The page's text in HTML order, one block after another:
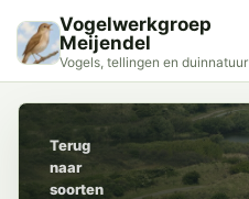
Vogelwerkgroep
Meijendel
Vogels, tellingen en duinnatuur
Terug
naar
soorten